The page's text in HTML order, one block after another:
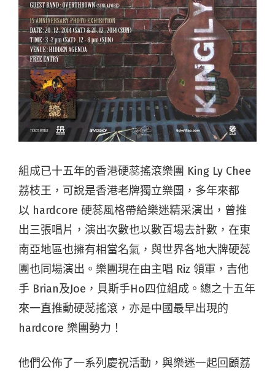
組成已十五年的香港硬蕊搖滾樂團 King Ly Chee
荔枝王，可說是香港老牌獨立樂團，多年來都
以 hardcore 硬蕊風格帶給樂迷精采演出，曾推
出三張唱片，演出次數也以數百場去計數，在東
南亞地區也擁有相當名氣，與世界各地大牌硬蕊
團也同場演出。樂團現在由主唱 Riz 領軍，吉他
手 Brian及Joe ，貝斯手Ho四位組成。總之十五年
來一直推動硬蕊搖滾，亦是中國最早出現的
hardcore 樂團勢力！
他們公佈了一系列慶祝活動，與樂迷一起回顧荔